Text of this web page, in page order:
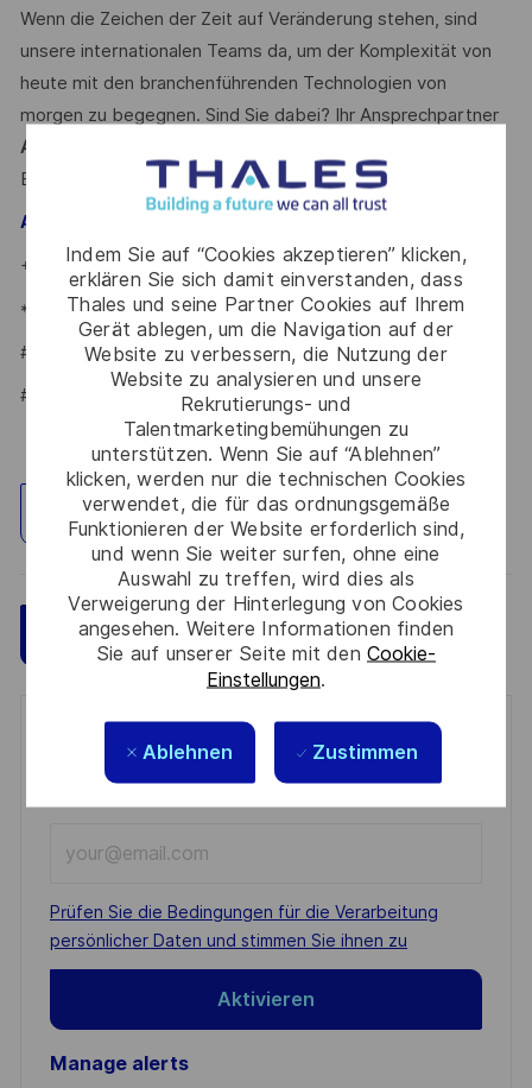
Indem Sie auf “Cookies akzeptieren” klicken,
erklären Sie sich damit einverstanden, dass
Thales und seine Partner Cookies auf Ihrem
Gerät ablegen, um die Navigation auf der
Website zu verbessern, die Nutzung der
Website zu analysieren und unsere
Rekrutierungs- und
Talentmarketingbemühungen zu
unterstützen. Wenn Sie auf “Ablehnen”
klicken, werden nur die technischen Cookies
verwendet, die für das ordnungsgemäße
Funktionieren der Website erforderlich sind,
und wenn Sie weiter surfen, ohne eine
Auswahl zu treffen, wird dies als
Verweigerung der Hinterlegung von Cookies
angesehen. Weitere Informationen finden
Sie auf unserer Seite mit den Cookie-
Einstellungen.
Ablehnen Zustimmen
Wenn die Zeichen der Zeit auf Veränderung stehen, sind
unsere internationalen Teams da, um der Komplexität von
heute mit den branchenführenden Technologien von
morgen zu begegnen. Sind Sie dabei? Ihr Ansprechpartner
Andre Fuhrmann
Bewerbung.
Andre Fuhrmann
+49 7156 / 302 - 22002
*Human Intelligence
#LI-AF1
#LI-HYBRID
Standort erkunden
Jetzt bewerben Speichern
Get notified for similar jobs
You'll receive updates once a week
Email
address
(Required)
Required
Prüfen Sie die Bedingungen für die Verarbeitung
persönlicher Daten und stimmen Sie ihnen zu
Aktivieren
Manage alerts